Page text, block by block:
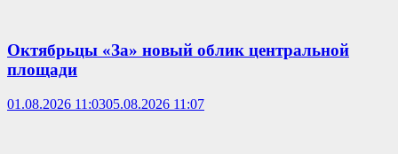
Октябрьцы «За» новый облик центральной
площади
01.08.2026 11:0305.08.2026 11:07